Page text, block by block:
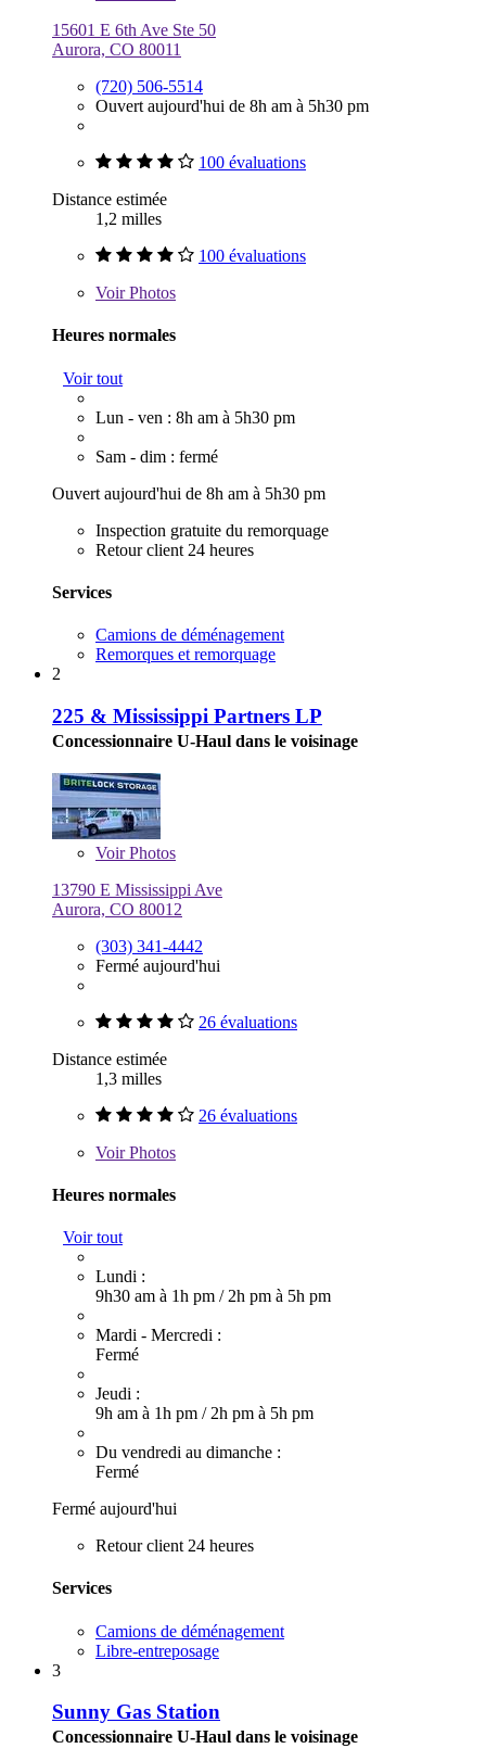
15601 E 6th Ave Ste 50
Aurora, CO 80011
(720) 506-5514
Ouvert aujourd'hui de 8h am à 5h30 pm
100 évaluations
Distance estimée
1,2 milles
100 évaluations
VoirPhotos
Heures normales
Voir tout
Lun - ven : 8h am à 5h30 pm
Sam - dim : fermé
Ouvert aujourd'hui de 8h am à 5h30 pm
Inspection gratuite du remorquage
Retour client 24 heures
Services
Camions de déménagement
Remorques et remorquage
2
225 & Mississippi Partners LP
Concessionnaire U-Haul dans le voisinage
VoirPhotos
13790 E Mississippi Ave
Aurora, CO 80012
(303) 341-4442
Fermé aujourd'hui
26 évaluations
Distance estimée
1,3 milles
26 évaluations
VoirPhotos
Heures normales
Voir tout
Lundi :
9h30 am à 1h pm / 2h pm à 5h pm
Mardi - Mercredi :
Fermé
Jeudi :
9h am à 1h pm / 2h pm à 5h pm
Du vendredi au dimanche :
Fermé
Fermé aujourd'hui
Retour client 24 heures
Services
Camions de déménagement
Libre-entreposage
3
Sunny Gas Station
Concessionnaire U-Haul dans le voisinage